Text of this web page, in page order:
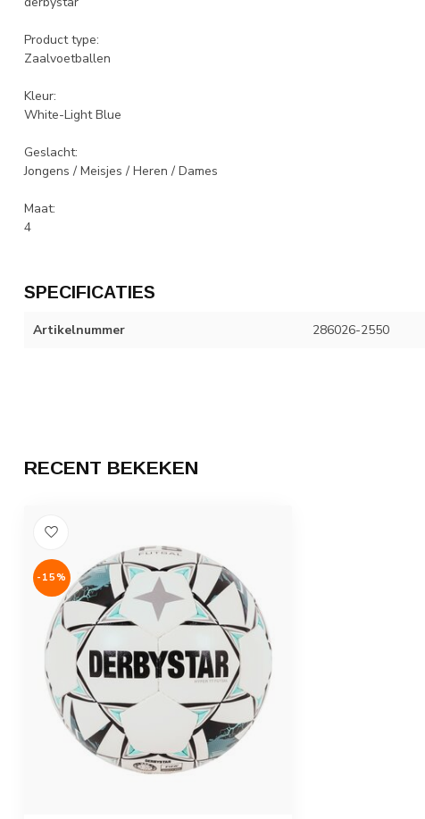
Product type:
Zaalvoetballen
Kleur:
White-Light Blue
Geslacht:
Jongens / Meisjes / Heren / Dames
Maat:
4
SPECIFICATIES
Artikelnummer 286026-2550
RECENT BEKEKEN
-15%